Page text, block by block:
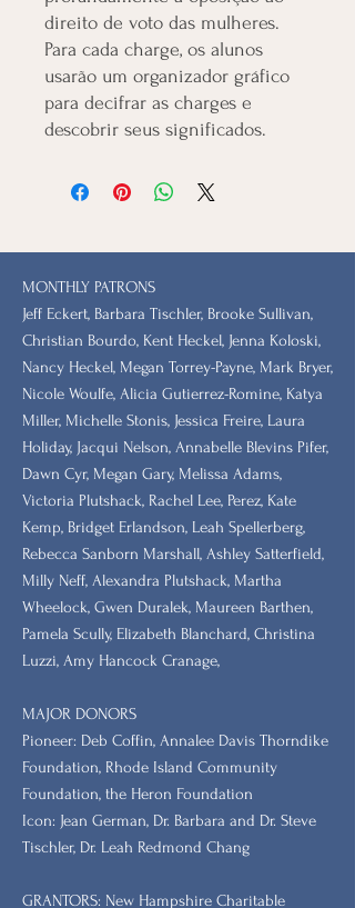
direito de voto das mulheres.
Para cada charge, os alunos
usarão um organizador gráfico
para decifrar as charges e
descobrir seus significados.
MONTHLY PATRONS
​Jeff Eckert, Barbara Tischler, Brooke Sullivan,
Christian Bourdo, Kent Heckel, Jenna Koloski,
Nancy Heckel, Megan Torrey-Payne, Mark Bryer,
Nicole Woulfe, Alicia Gutierrez-Romine, Katya
Miller, Michelle Stonis, Jessica Freire, Laura
Holiday, Jacqui Nelson, Annabelle Blevins Pifer,
Dawn Cyr, Megan Gary, Melissa Adams,
Victoria Plutshack, Rachel Lee, Perez, Kate
Kemp, Bridget Erlandson, Leah Spellerberg,
Rebecca Sanborn Marshall​, Ashley Satterfield,
Milly Neff, Alexandra Plutshack, Martha
Wheelock, Gwen Duralek, Maureen Barthen,
Pamela Scully, Elizabeth Blanchard, Christina
Luzzi, Amy Hancock Cranage,
MAJOR DONORS
​Pioneer: Deb Coffin, Annalee Davis Thorndike
Foundation, Rhode Island Community
Foundation, the Heron Foundation
Icon: Jean German, Dr. Barbara and Dr. Steve
Tischler, Dr. Leah Redmond Chang
GRANTORS: New Hampshire Charitable